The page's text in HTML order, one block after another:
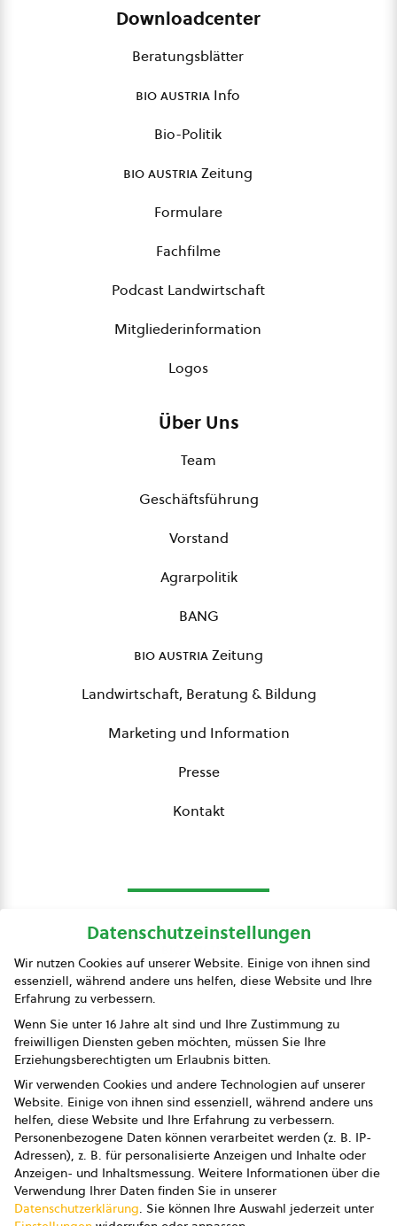
Downloadcenter
Beratungsblätter
bio austria Info
Bio-Politik
bio austriaZeitung
Formulare
Fachfilme
Podcast Landwirtschaft
Mitgliederinformation
Logos
Über Uns
Team
Geschäftsführung
Vorstand
Agrarpolitik
BANG
bio austriaZeitung
Landwirtschaft, Beratung & Bildung
Marketing und Information
Presse
Kontakt
Presse
Impressum
Datenschutz
AGB
AGB Marketing GmbH
AGB Bildung
Newsletter
Datenschutzeinstellungen
Wir nutzen Cookies auf unserer Website. Einige von ihnen sind
essenziell, während andere uns helfen, diese Website und Ihre
Erfahrung zu verbessern.
Wenn Sie unter 16 Jahre alt sind und Ihre Zustimmung zu
freiwilligen Diensten geben möchten, müssen Sie Ihre
Erziehungsberechtigten um Erlaubnis bitten.
Wir verwenden Cookies und andere Technologien auf unserer
Website. Einige von ihnen sind essenziell, während andere uns
helfen, diese Website und Ihre Erfahrung zu verbessern.
Personenbezogene Daten können verarbeitet werden (z. B. IP-
Adressen), z. B. für personalisierte Anzeigen und Inhalte oder
Anzeigen- und Inhaltsmessung. Weitere Informationen über die
Verwendung Ihrer Daten finden Sie in unserer
Datenschutzerklärung. Sie können Ihre Auswahl jederzeit unter